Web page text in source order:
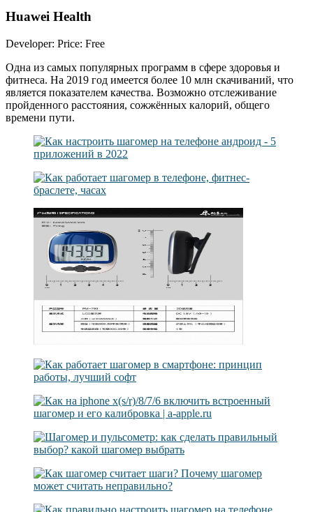
Huawei Health
Developer: Price: Free
Одна из самых популярных программ в сфере здоровья и
фитнеса. На 2019 год имеется более 10 млн скачиваний, что
является показателем качества. Возможно отслеживание
пройденного расстояния, сожжённых калорий, общего
времени пути.